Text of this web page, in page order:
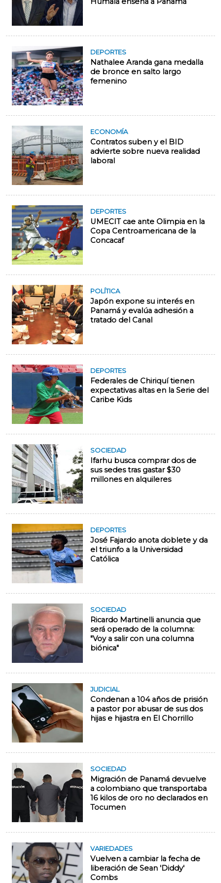
DEPORTES
Nathalee Aranda gana medalla
de bronce en salto largo
femenino
ECONOMÍA
Contratos suben y el BID
advierte sobre nueva realidad
laboral
DEPORTES
UMECIT cae ante Olimpia en la
Copa Centroamericana de la
Concacaf
POLÍTICA
Japón expone su interés en
Panamá y evalúa adhesión a
tratado del Canal
DEPORTES
Federales de Chiriquí tienen
expectativas altas en la Serie del
Caribe Kids
SOCIEDAD
Ifarhu busca comprar dos de
sus sedes tras gastar $30
millones en alquileres
DEPORTES
José Fajardo anota doblete y da
el triunfo a la Universidad
Católica
SOCIEDAD
Ricardo Martinelli anuncia que
será operado de la columna:
"Voy a salir con una columna
biónica"
JUDICIAL
Condenan a 104 años de prisión
a pastor por abusar de sus dos
hijas e hijastra en El Chorrillo
SOCIEDAD
Migración de Panamá devuelve
a colombiano que transportaba
16 kilos de oro no declarados en
Tocumen
VARIEDADES
Vuelven a cambiar la fecha de
liberación de Sean 'Diddy'
Combs